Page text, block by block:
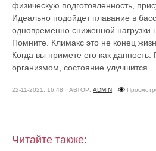
физическую подготовленность,
Идеально подойдет плавание в
одновременно сниженной
Помните. Климакс это не конец
Когда вы примете его как
организмом, состояние улучшится.
22-11-2021, 16:48 АВТОР: ADMIN
Читайте также: